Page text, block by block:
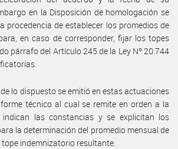
en la Disposición de homologación se
procedencia de establecer los promedios de
en caso de corresponder, fijar los topes
párrafo del Artículo 245 de la Ley Nº 20.744
lo dispuesto se emitió en estas actuaciones
técnico al cual se remite en orden a la
indican las constancias y se explicitan los
la determinación del promedio mensual de
indemnizatorio resultante.